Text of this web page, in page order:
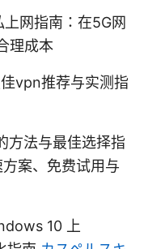
网指南：在5G网
理成本
vpn推荐与实测指
方法与最佳选择指
案、免费试用与
10 上